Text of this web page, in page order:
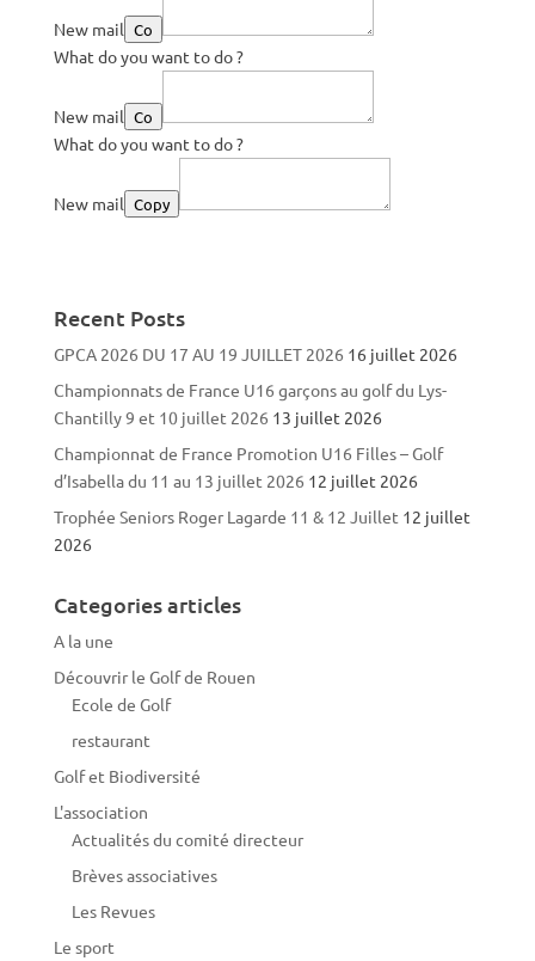
New mail Co
What do you want to do ?
New mail Co
What do you want to do ?
New mail Copy
Recent Posts
GPCA 2026 DU 17 AU 19 JUILLET 2026 16 juillet 2026
Championnats de France U16 garçons au golf du Lys-
Chantilly 9 et 10 juillet 2026 13 juillet 2026
Championnat de France Promotion U16 Filles – Golf
d’Isabella du 11 au 13 juillet 2026 12 juillet 2026
Trophée Seniors Roger Lagarde 11 & 12 Juillet 12 juillet
2026
Categories articles
A la une
Découvrir le Golf de Rouen
Ecole de Golf
restaurant
Golf et Biodiversité
L'association
Actualités du comité directeur
Brèves associatives
Les Revues
Le sport